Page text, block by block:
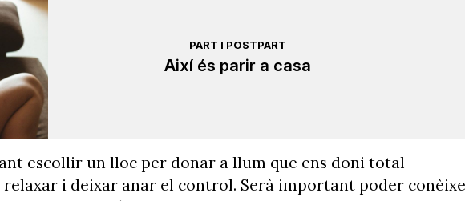
PART I POSTPART
Així és parir a casa
escollir un lloc per donar a llum que ens doni total
relaxar i deixar anar el control. Serà important poder